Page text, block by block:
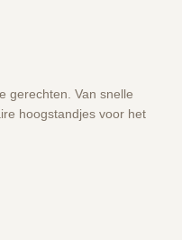
gerechten. Van snelle
hoogstandjes voor het